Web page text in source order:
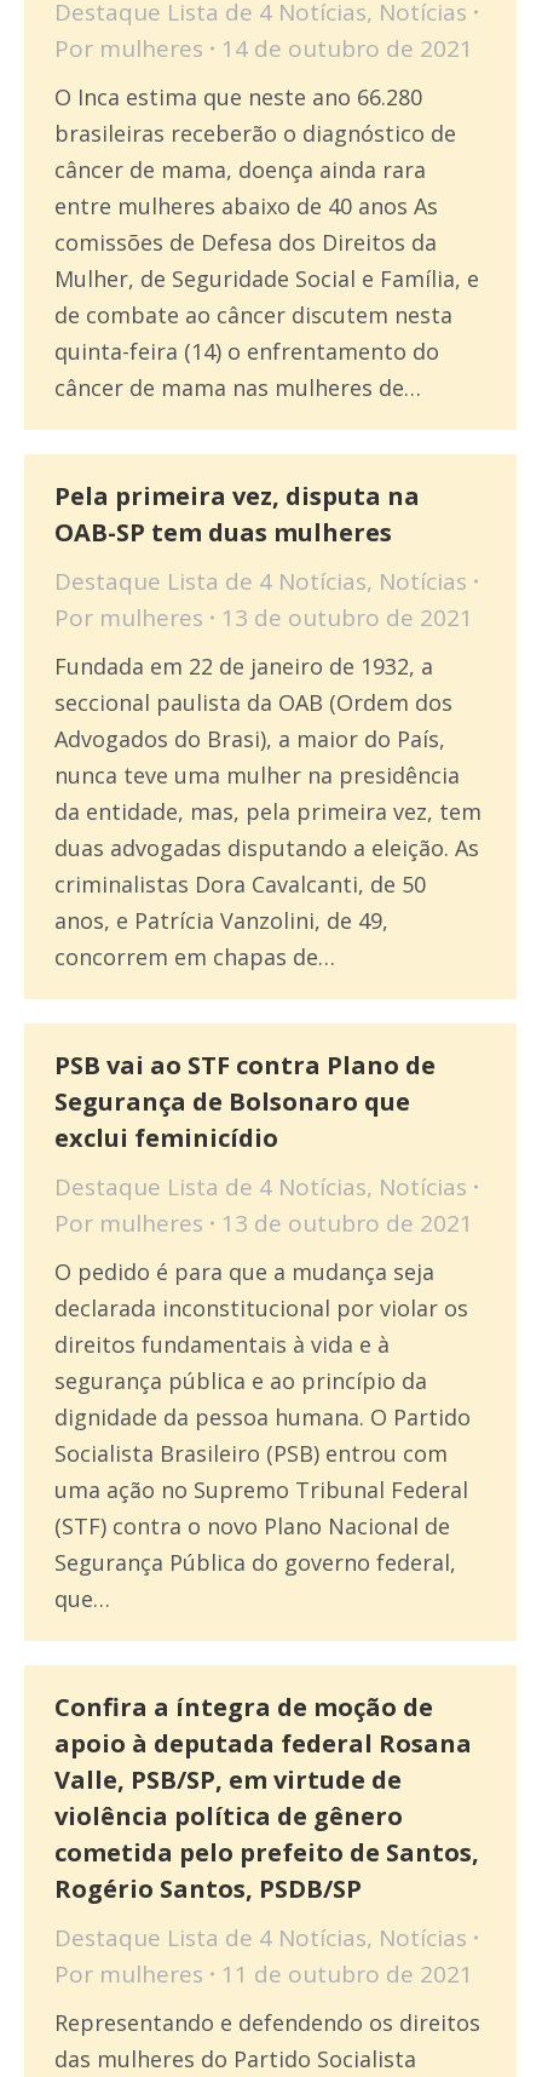
Destaque Lista de 4 Notícias, Notícias
Por mulheres 14 de outubro de 2021
O Inca estima que neste ano 66.280
brasileiras receberão o diagnóstico de
câncer de mama, doença ainda rara
entre mulheres abaixo de 40 anos As
comissões de Defesa dos Direitos da
Mulher, de Seguridade Social e Família, e
de combate ao câncer discutem nesta
quinta-feira (14) o enfrentamento do
câncer de mama nas mulheres de…
Pela primeira vez, disputa na
OAB-SP tem duas mulheres
Destaque Lista de 4 Notícias, Notícias
Por mulheres 13 de outubro de 2021
Fundada em 22 de janeiro de 1932, a
seccional paulista da OAB (Ordem dos
Advogados do Brasi), a maior do País,
nunca teve uma mulher na presidência
da entidade, mas, pela primeira vez, tem
duas advogadas disputando a eleição. As
criminalistas Dora Cavalcanti, de 50
anos, e Patrícia Vanzolini, de 49,
concorrem em chapas de…
PSB vai ao STF contra Plano de
Segurança de Bolsonaro que
exclui feminicídio
Destaque Lista de 4 Notícias, Notícias
Por mulheres 13 de outubro de 2021
O pedido é para que a mudança seja
declarada inconstitucional por violar os
direitos fundamentais à vida e à
segurança pública e ao princípio da
dignidade da pessoa humana. O Partido
Socialista Brasileiro (PSB) entrou com
uma ação no Supremo Tribunal Federal
(STF) contra o novo Plano Nacional de
Segurança Pública do governo federal,
que…
Confira a íntegra de moção de
apoio à deputada federal Rosana
Valle, PSB/SP, em virtude de
violência política de gênero
cometida pelo prefeito de Santos,
Rogério Santos, PSDB/SP
Destaque Lista de 4 Notícias, Notícias
Por mulheres 11 de outubro de 2021
Representando e defendendo os direitos
das mulheres do Partido Socialista